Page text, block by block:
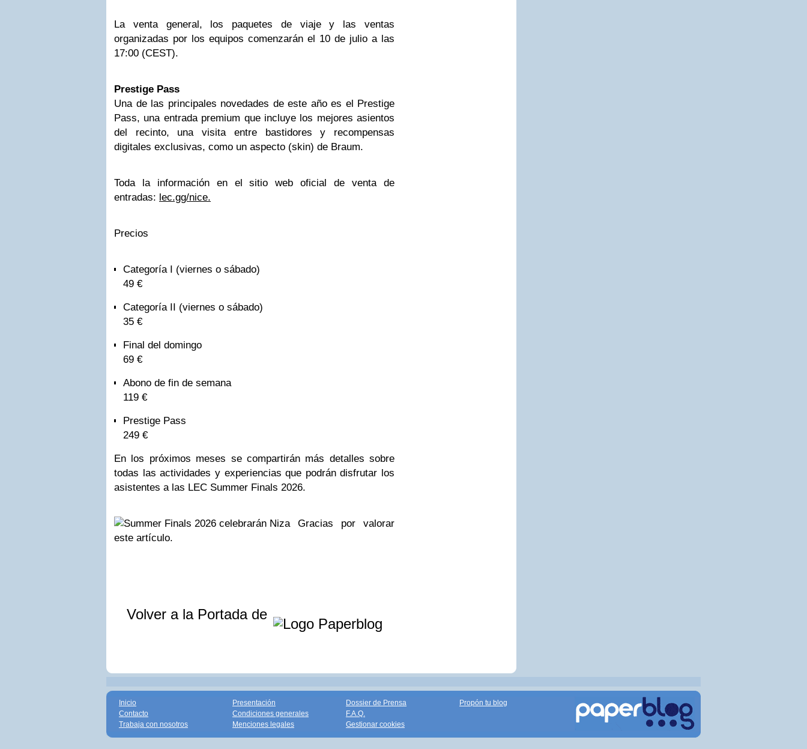
La venta general, los paquetes de viaje y las ventas
organizadas por los equipos comenzarán el 10 de julio a las
17:00 (CEST).
Prestige Pass
Una de las principales novedades de este año es el Prestige
Pass, una entrada premium que incluye los mejores asientos
del recinto, una visita entre bastidores y recompensas
digitales exclusivas, como un aspecto (skin) de Braum.
Toda la información en el sitio web oficial de venta de
entradas: lec.gg/nice.
Precios
Categoría I (viernes o sábado)
49 €
Categoría II (viernes o sábado)
35 €
Final del domingo
69 €
Abono de fin de semana
119 €
Prestige Pass
249 €
En los próximos meses se compartirán más detalles sobre
todas las actividades y experiencias que podrán disfrutar los
asistentes a las LEC Summer Finals 2026.
Gracias por valorar
este artículo.
Volver a la Portada de
Inicio
Contacto
Trabaja con nosotros
Presentación
Condiciones generales
Menciones legales
Dossier de Prensa
F.A.Q.
Gestionar cookies
Propón tu blog